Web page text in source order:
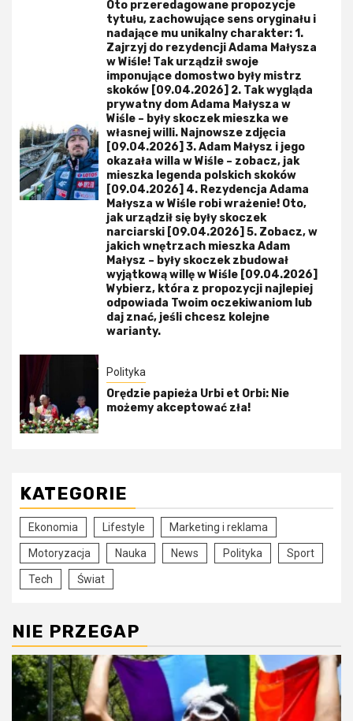
Oto przeredagowane propozycje
tytułu, zachowujące sens oryginału i
nadające mu unikalny charakter: 1.
Zajrzyj do rezydencji Adama Małysza
w Wiśle! Tak urządził swoje
imponujące domostwo były mistrz
skoków [09.04.2026] 2. Tak wygląda
prywatny dom Adama Małysza w
Wiśle – były skoczek mieszka we
własnej willi. Najnowsze zdjęcia
[09.04.2026] 3. Adam Małysz i jego
okazała willa w Wiśle – zobacz, jak
mieszka legenda polskich skoków
[09.04.2026] 4. Rezydencja Adama
Małysza w Wiśle robi wrażenie! Oto,
jak urządził się były skoczek
narciarski [09.04.2026] 5. Zobacz, w
jakich wnętrzach mieszka Adam
Małysz – były skoczek zbudował
wyjątkową willę w Wiśle [09.04.2026]
Wybierz, która z propozycji najlepiej
odpowiada Twoim oczekiwaniom lub
daj znać, jeśli chcesz kolejne
warianty.
Polityka
Orędzie papieża Urbi et Orbi: Nie
możemy akceptować zła!
KATEGORIE
Ekonomia Lifestyle Marketing i reklama
Motoryzacja Nauka News Polityka Sport
Tech Świat
NIE PRZEGAP